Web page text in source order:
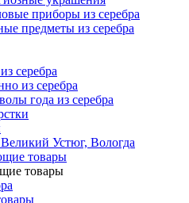
приборы из серебра
предметы из серебра
серебра
из серебра
года из серебра
Устюг, Вологда
товары
товары